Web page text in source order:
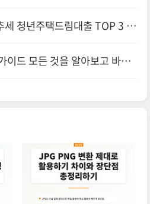
청년주택드림대출 TOP 3 선
이드 모든 것을 알아보고 바로